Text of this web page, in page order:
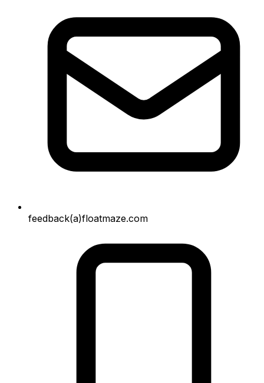
feedback(a)floatmaze.com